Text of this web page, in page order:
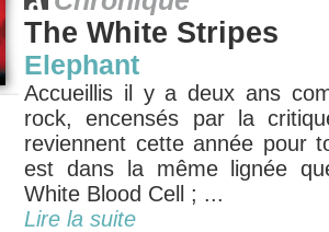
The White Stripes
Elephant
Accueillis il y a deux ans
rock, encensés par la
reviennent cette année pour
est dans la même lignée
White Blood Cell ; ...
Lire la suite